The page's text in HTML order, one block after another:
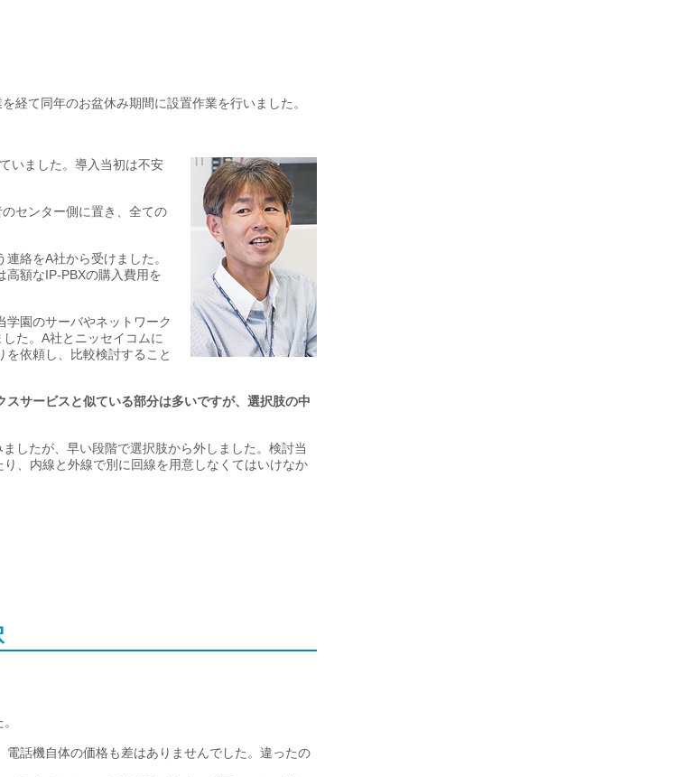
経て同年のお盆休み期間に設置作業を行いました。
いました。導入当初は不安
センター側に置き、全ての
絡をA社から受けました。
高額なIP-PBXの購入費用を
学園のサーバやネットワーク
た。A社とニッセイコムに
依頼し、比較検討すること
サービスと似ている部分は多いですが、選択肢の中
したが、早い段階で選択肢から外しました。検討当
、内線と外線で別に回線を用意しなくてはいけなか
話機自体の価格も差はありませんでした。違ったの